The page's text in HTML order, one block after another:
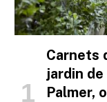
Carnets
jardin
Palmer,